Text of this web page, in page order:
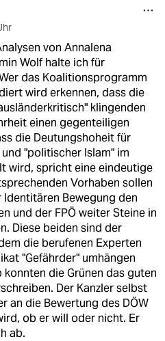
von Annalena
Wolf halte ich für
das Koalitionsprogramm
wird erkennen, dass die
klingenden
einen gegenteiligen
die Deutungshoheit für
"politischer Islam" im
wird, spricht eine eindeutige
Vorhaben sollen
Identitären Bewegung den
und der FPÖ weiter Steine in
Diese beiden sind der
die berufenen Experten
"Gefährder" umhängen
konnten die Grünen das guten
Der Kanzler selbst
an die Bewertung des DÖW
ob er will oder nicht. Er
ab.